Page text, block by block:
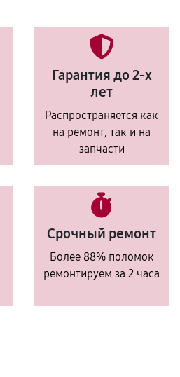
Гарантия до 2-х
лет
Распространяется как
на ремонт, так и на
запчасти
Срочный ремонт
Более 88% поломок
ремонтируем за 2 часа